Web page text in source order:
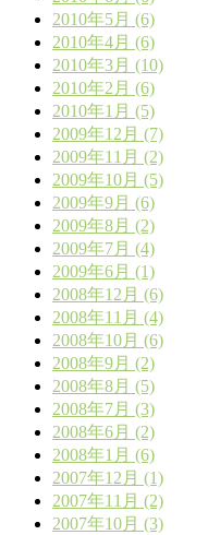
2010年5月 (6)
2010年4月 (6)
2010年3月 (10)
2010年2月 (6)
2010年1月 (5)
2009年12月 (7)
2009年11月 (2)
2009年10月 (5)
2009年9月 (6)
2009年8月 (2)
2009年7月 (4)
2009年6月 (1)
2008年12月 (6)
2008年11月 (4)
2008年10月 (6)
2008年9月 (2)
2008年8月 (5)
2008年7月 (3)
2008年6月 (2)
2008年1月 (6)
2007年12月 (1)
2007年11月 (2)
2007年10月 (3)